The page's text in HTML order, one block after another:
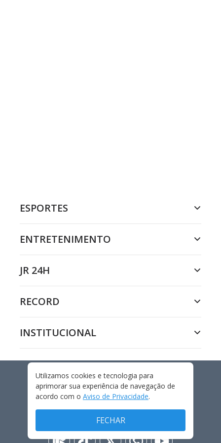
ESPORTES
ENTRETENIMENTO
JR 24H
RECORD
INSTITUCIONAL
MUNDO AGRO
Utilizamos cookies e tecnologia para
aprimorar sua experiência de navegação de
acordo com o Aviso de Privacidade.
FECHAR